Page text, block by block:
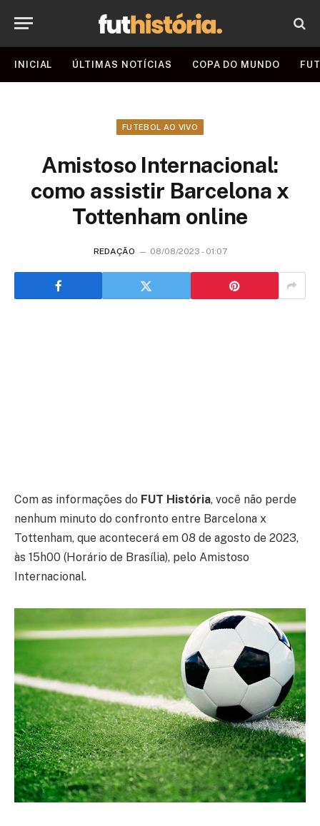
INICIAL ÚLTIMAS NOTÍCIAS COPA DO MUNDO
FUTEBOL AO VIVO
Amistoso Internacional:
como assistir Barcelona x
Tottenham online
REDAÇÃO 08/08/2023 - 01:07
Com as informações do FUT História, você não perde
nenhum minuto do confronto entre Barcelona x
Tottenham, que acontecerá em 08 de agosto de 2023,
às 15h00 (Horário de Brasília), pelo Amistoso
Internacional.